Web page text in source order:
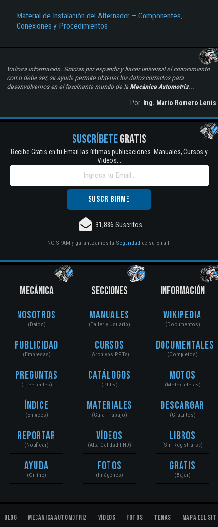
Material de Instalación del Alternador – Componentes,
Conexiones y Procedimientos
Valiosa información. Gracias por expandir y hacer universal el conocimiento
como debe ser, su ayuda permite obtener los datos correctos para
desenvolvernos en el fascinante mundo de la Mecánica Automotriz...
Por: Ing. Mario Romero Lenis
SUSCRÍBETEGRATIS
Recibe Gratis en tu Email las últimas publicaciones. Manuales, Cursos y
Vídeos...
31,886 Suscritos
NO SPAM y garantizamos la Seguridad de su Email.
MECÁNICA
Nosotros
(Datos)
Publicidad
(Empresas)
Preguntas
(Frecuentes)
Índice
(Enlaces)
Reportar
(Notificar)
Ayuda
(Online)
SECCIONES
Manuales
(Taller y Usuario)
Cursos
(Archivos PPTs)
Catálogos
(PDFs)
Materiales
(Guía Trabajo)
Vídeos
(Alta Calidad FHD)
Fotos
(Imágenes)
INFORMACIÓN
Wikipedia
(Documentos)
Documentales
(Completos)
Motos
(Motocicletas)
Descargar
(Gratuitos)
Libros
(Sin Registrarse)
Gratis
(Bajar)
Blog Mecánica Automotriz Vídeos Fotos Temas Mapa del